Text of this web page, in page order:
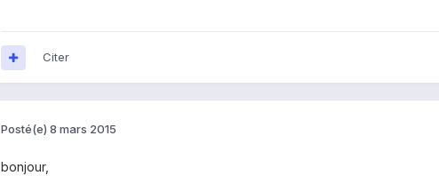
Citer
Posté(e) 8 mars 2015
bonjour,